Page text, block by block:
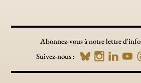
Abonnez-vous à notre lettre
Suivez-nous :